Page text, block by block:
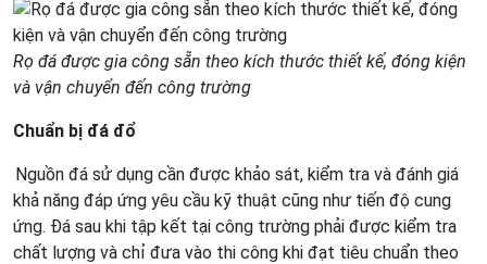
Rọ đá được gia công sẵn theo kích thước thiết kế, đóng kiện
và vận chuyển đến công trường
Chuẩn bị đá đổ
Nguồn đá sử dụng cần được khảo sát, kiểm tra và đánh giá
khả năng đáp ứng yêu cầu kỹ thuật cũng như tiến độ cung
ứng. Đá sau khi tập kết tại công trường phải được kiểm tra
chất lượng và chỉ đưa vào thi công khi đạt tiêu chuẩn theo